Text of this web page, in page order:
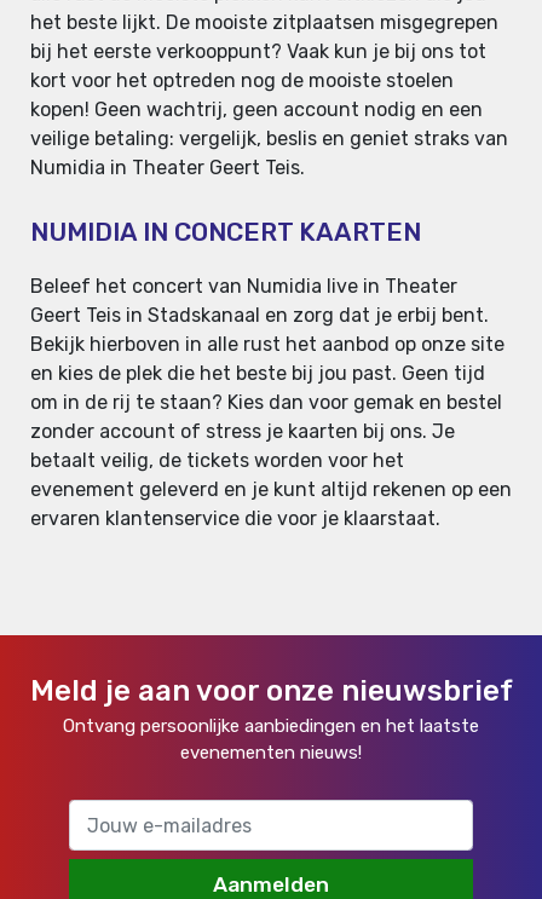
het beste lijkt. De mooiste zitplaatsen misgegrepen
bij het eerste verkooppunt? Vaak kun je bij ons tot
kort voor het optreden nog de mooiste stoelen
kopen! Geen wachtrij, geen account nodig en een
veilige betaling: vergelijk, beslis en geniet straks van
Numidia in Theater Geert Teis.
NUMIDIA IN CONCERT KAARTEN
Beleef het concert van Numidia live in Theater
Geert Teis in Stadskanaal en zorg dat je erbij bent.
Bekijk hierboven in alle rust het aanbod op onze site
en kies de plek die het beste bij jou past. Geen tijd
om in de rij te staan? Kies dan voor gemak en bestel
zonder account of stress je kaarten bij ons. Je
betaalt veilig, de tickets worden voor het
evenement geleverd en je kunt altijd rekenen op een
ervaren klantenservice die voor je klaarstaat.
Meld je aan voor onze nieuwsbrief
Ontvang persoonlijke aanbiedingen en het laatste
evenementen nieuws!
Aanmelden